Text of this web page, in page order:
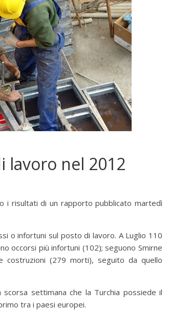
lavoro nel 2012
i risultati di un rapporto pubblicato martedì
o infortuni sul posto di lavoro. A Luglio 110
occorsi più infortuni (102); seguono Smirne
(279 morti), seguito da quello
settimana che la Turchia possiede il
tra i paesi europei.